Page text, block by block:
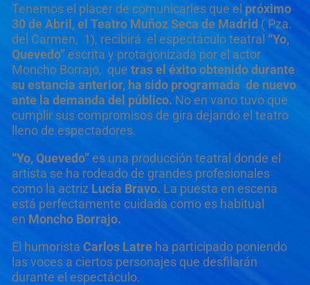
Tenemos el placer de comunicarles que el próximo
30 de Abril, el Teatro Muñoz Seca de Madrid ( Pza.
del Carmen, 1), recibirá el espectáculo teatral “Yo,
Quevedo”escrita y protagonizada por el actor
Moncho Borrajo, que tras el éxito obtenido durante
su estancia anterior, ha sido programada de nuevo
ante la demanda del público. No en vano tuvo que
cumplir sus compromisos de gira dejando el teatro
lleno de espectadores.
“Yo, Quevedo”es una producción teatral donde el
artista se ha rodeado de grandes profesionales
como la actriz Lucia Bravo. La puesta en escena
está perfectamente cuidada como es habitual
en Moncho Borrajo.
El humorista Carlos Latreha participado poniendo
las voces a ciertos personajes que desfilarán
durante el espectáculo.